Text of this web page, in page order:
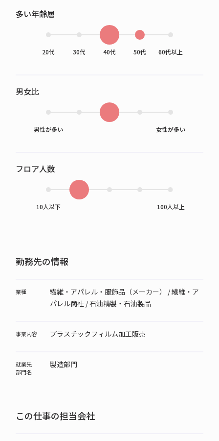
多い年齢層
20代 30代 40代 50代 60代以上
男女比
男性が多い 女性が多い
フロア人数
10人以下 100人以上
勤務先の情報
業種
繊維・アパレル・服飾品（メーカー） / 繊維・ア
パレル商社 / 石油精製・石油製品
事業内容 プラスチックフィルム加工販売
就業先
部門名
製造部門
この仕事の担当会社